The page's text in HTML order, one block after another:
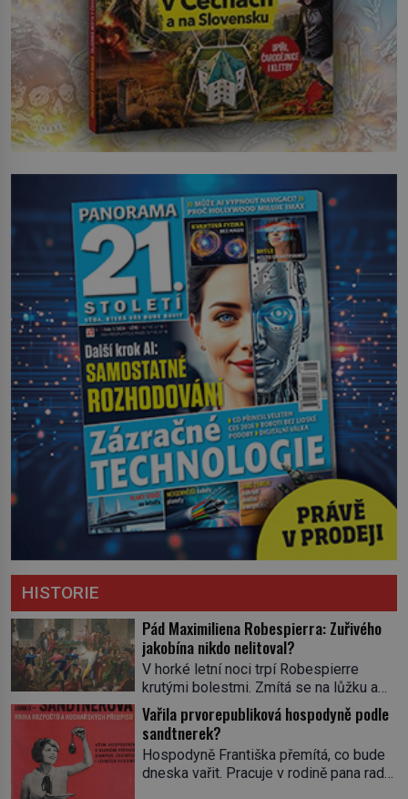
HISTORIE
Pád Maximiliena Robespierra: Zuřivého
jakobína nikdo nelitoval?
V horké letní noci trpí Robespierre
krutými bolestmi. Zmítá se na lůžku a
hlavou mu víří kolotoč myšlenek. Když
se probere z mdlob, vzpomene si na
jednu z pařížských jasnovidek, kterou
před lety navštívil. Prorokovala mu
tragický osud. Tehdy se jí vysmál.
Vařila prvorepubliková hospodyně podle
sandtnerek?
Hospodyně Františka přemítá, co bude
dneska vařit. Pracuje v rodině pana rady